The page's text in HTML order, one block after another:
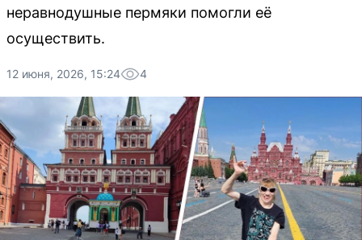
неравнодушные пермяки помогли её
осуществить.
12 июня, 2026, 15:24 4